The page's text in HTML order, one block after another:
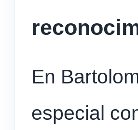
En
especial